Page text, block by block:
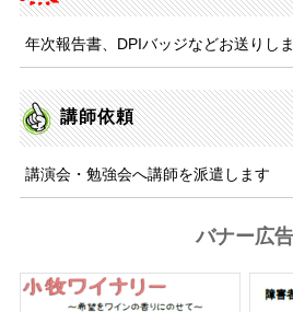
年次報告書、DPIバッジなどお送りし
講師依頼
講演会・勉強会へ講師を派遣します
バナー広告